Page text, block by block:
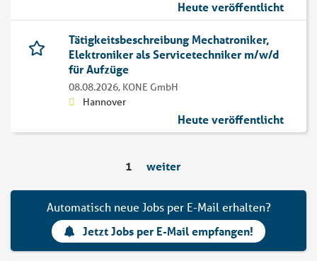
Heute veröffentlicht
Tätigkeitsbeschreibung Mechatroniker,
Elektroniker als Servicetechniker m/w/d
für Aufzüge
08.08.2026, KONE GmbH
Hannover
Heute veröffentlicht
1 weiter
Automatisch neue Jobs per E-Mail erhalten?
Jetzt Jobs per E-Mail empfangen!